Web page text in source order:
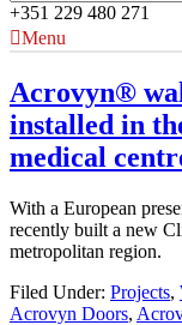
+351 229 480 271
Menu
Acrovyn®
installed in
medical
With a European
recently built a new
metropolitan region.
Filed Under: Projects,
Acrovyn Doors,